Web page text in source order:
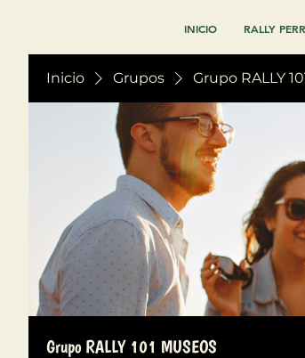
INICIO RALLY
Inicio Grupos Grupo RALLY
Grupo RALLY 101 MUSEOS